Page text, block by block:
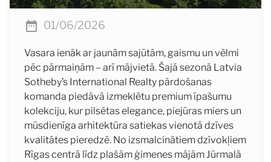
01/06/2026
Vasara ienāk ar jaunām sajūtām, gaismu un vēlmi
pēc pārmaiņām – arī mājvietā. Šajā sezonā Latvia
Sotheby’s International Realty pārdošanas
komanda piedāvā izmeklētu premium īpašumu
kolekciju, kur pilsētas elegance, piejūras miers un
mūsdienīga arhitektūra satiekas vienotā dzīves
kvalitātes pieredzē. No izsmalcinātiem dzīvokļiem
Rīgas centrā līdz plašām ģimenes mājām Jūrmalā